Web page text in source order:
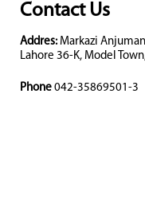
Contact Us
Addres: Markazi
Lahore 36-K, Model
Phone 042-35869501-3